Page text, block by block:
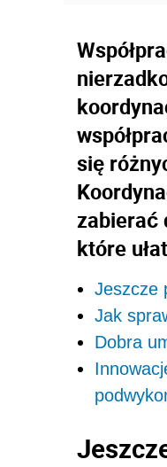
się
zabierać
które
Jeszcze
Jak
Dobra